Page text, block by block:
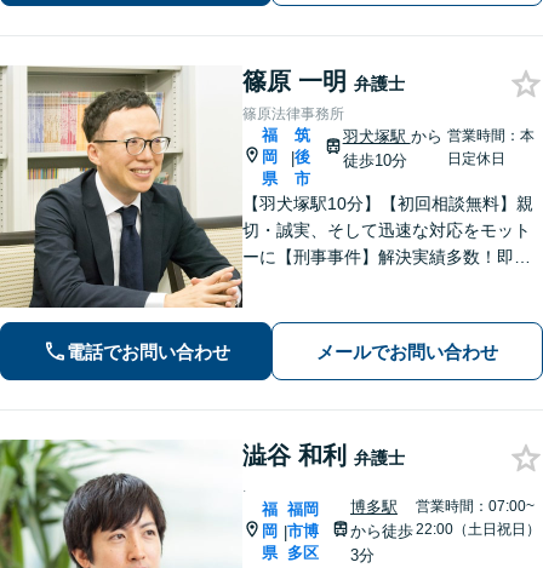
篠原 一明 弁護士
篠原法律事務所
福
岡
県
|
筑
後
市
羽犬塚駅 から
徒歩10分
営業時間：本
日定休日
【羽犬塚駅10分】【初回相談無料】親
切・誠実、そして迅速な対応をモット
ーに【刑事事件】解決実績多数！即時
選択肢と法的権利を明確にし、納得の
いく決断ができるよう支援いたします
電話でお問い合わせ メールでお問い合わせ
澁谷 和利 弁護士
.
福
岡
県
|
福岡
市博
多区
博多駅
から徒歩
3分
営業時間：07:00~
22:00（土日祝日）